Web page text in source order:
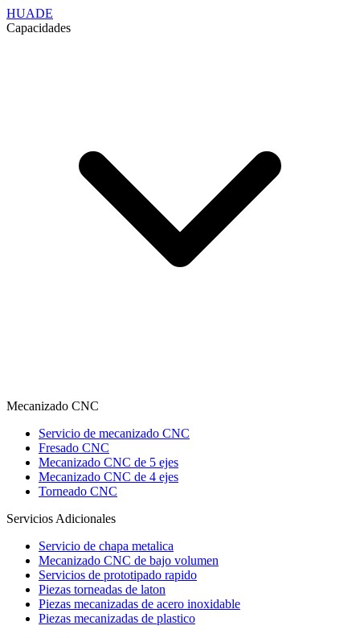
HUADE
Capacidades
Mecanizado CNC
Servicio de mecanizado CNC
Fresado CNC
Mecanizado CNC de 5 ejes
Mecanizado CNC de 4 ejes
Torneado CNC
Servicios Adicionales
Servicio de chapa metalica
Mecanizado CNC de bajo volumen
Servicios de prototipado rapido
Piezas torneadas de laton
Piezas mecanizadas de acero inoxidable
Piezas mecanizadas de plastico